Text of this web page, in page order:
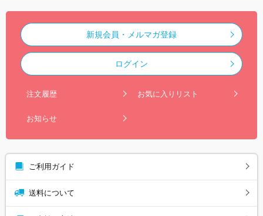
新規会員・メルマガ登録
ログイン
注文履歴 お気に入りリスト
お知らせ
ご利用ガイド
送料について